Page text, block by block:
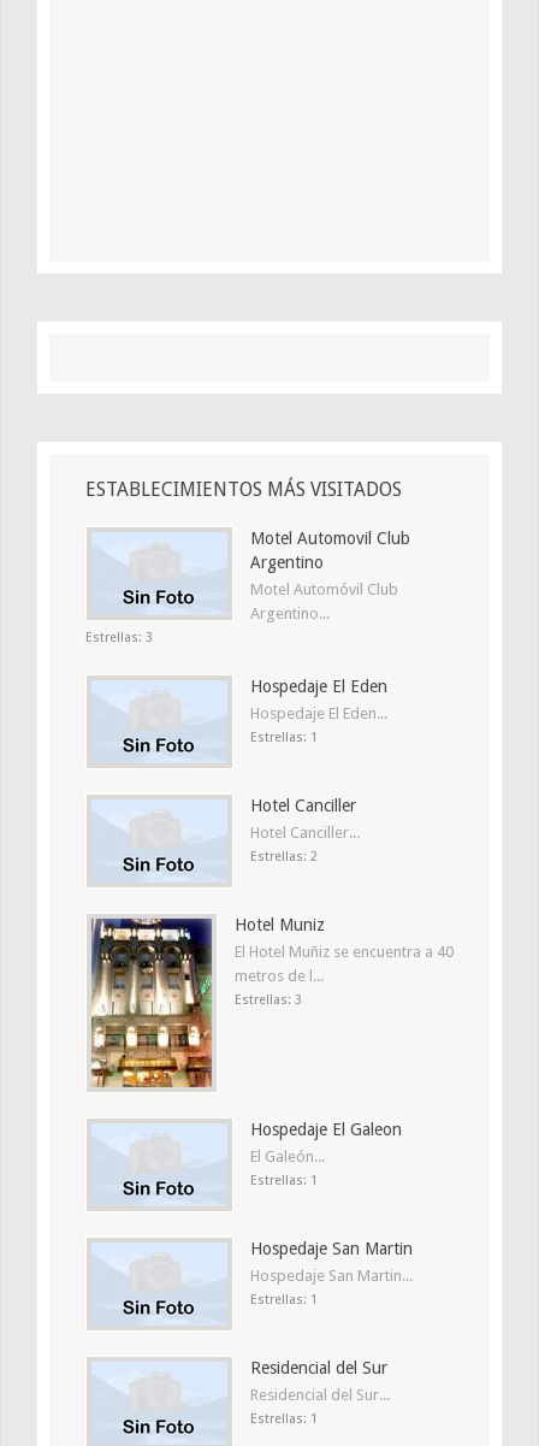
ESTABLECIMIENTOS MÁS VISITADOS
Motel Automovil Club
Argentino
Motel Automóvil Club
Argentino...
Estrellas: 3
Hospedaje El Eden
Hospedaje El Eden...
Estrellas: 1
Hotel Canciller
Hotel Canciller...
Estrellas: 2
Hotel Muniz
El Hotel Muñiz se encuentra a 40
metros de l...
Estrellas: 3
Hospedaje El Galeon
El Galeón...
Estrellas: 1
Hospedaje San Martin
Hospedaje San Martin...
Estrellas: 1
Residencial del Sur
Residencial del Sur...
Estrellas: 1